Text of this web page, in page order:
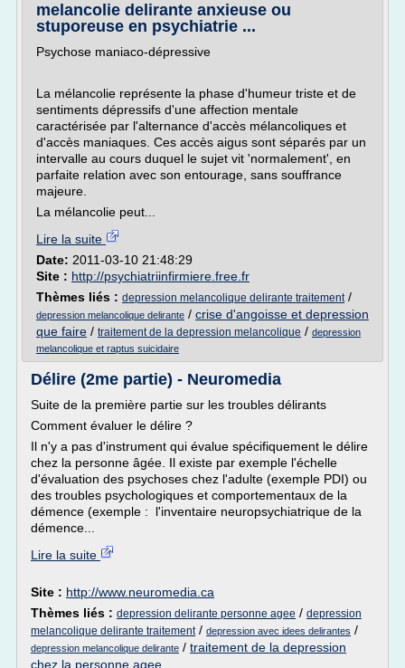
melancolie delirante anxieuse ou
stuporeuse en psychiatrie ...
Psychose maniaco-dépressive
La mélancolie représente la phase d'humeur triste et de
sentiments dépressifs d'une affection mentale
caractérisée par l'alternance d'accès mélancoliques et
d'accès maniaques. Ces accès aigus sont séparés par un
intervalle au cours duquel le sujet vit 'normalement', en
parfaite relation avec son entourage, sans souffrance
majeure.
La mélancolie peut...
Lire la suite
Date: 2011-03-10 21:48:29
Site : http://psychiatriinfirmiere.free.fr
Thèmes liés : depression melancolique delirante traitement/
depression melancolique delirante / crise d'angoisse et depression
que faire / traitement de la depression melancolique / depression
melancolique et raptus suicidaire
Délire (2me partie) - Neuromedia
Suite de la première partie sur les troubles délirants
Comment évaluer le délire ?
Il n'y a pas d'instrument qui évalue spécifiquement le délire
chez la personne âgée. Il existe par exemple l'échelle
d'évaluation des psychoses chez l'adulte (exemple PDI) ou
des troubles psychologiques et comportementaux de la
démence (exemple : l'inventaire neuropsychiatrique de la
démence...
Lire la suite
Site : http://www.neuromedia.ca
Thèmes liés : depression delirante personne agee / depression
melancolique delirante traitement/ depression avec idees delirantes /
depression melancolique delirante / traitement de la depression
chez la personne agee